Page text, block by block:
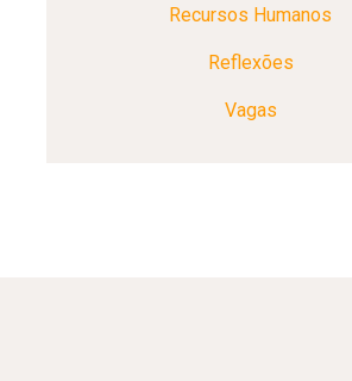
Recursos Humanos
Reflexões
Vagas